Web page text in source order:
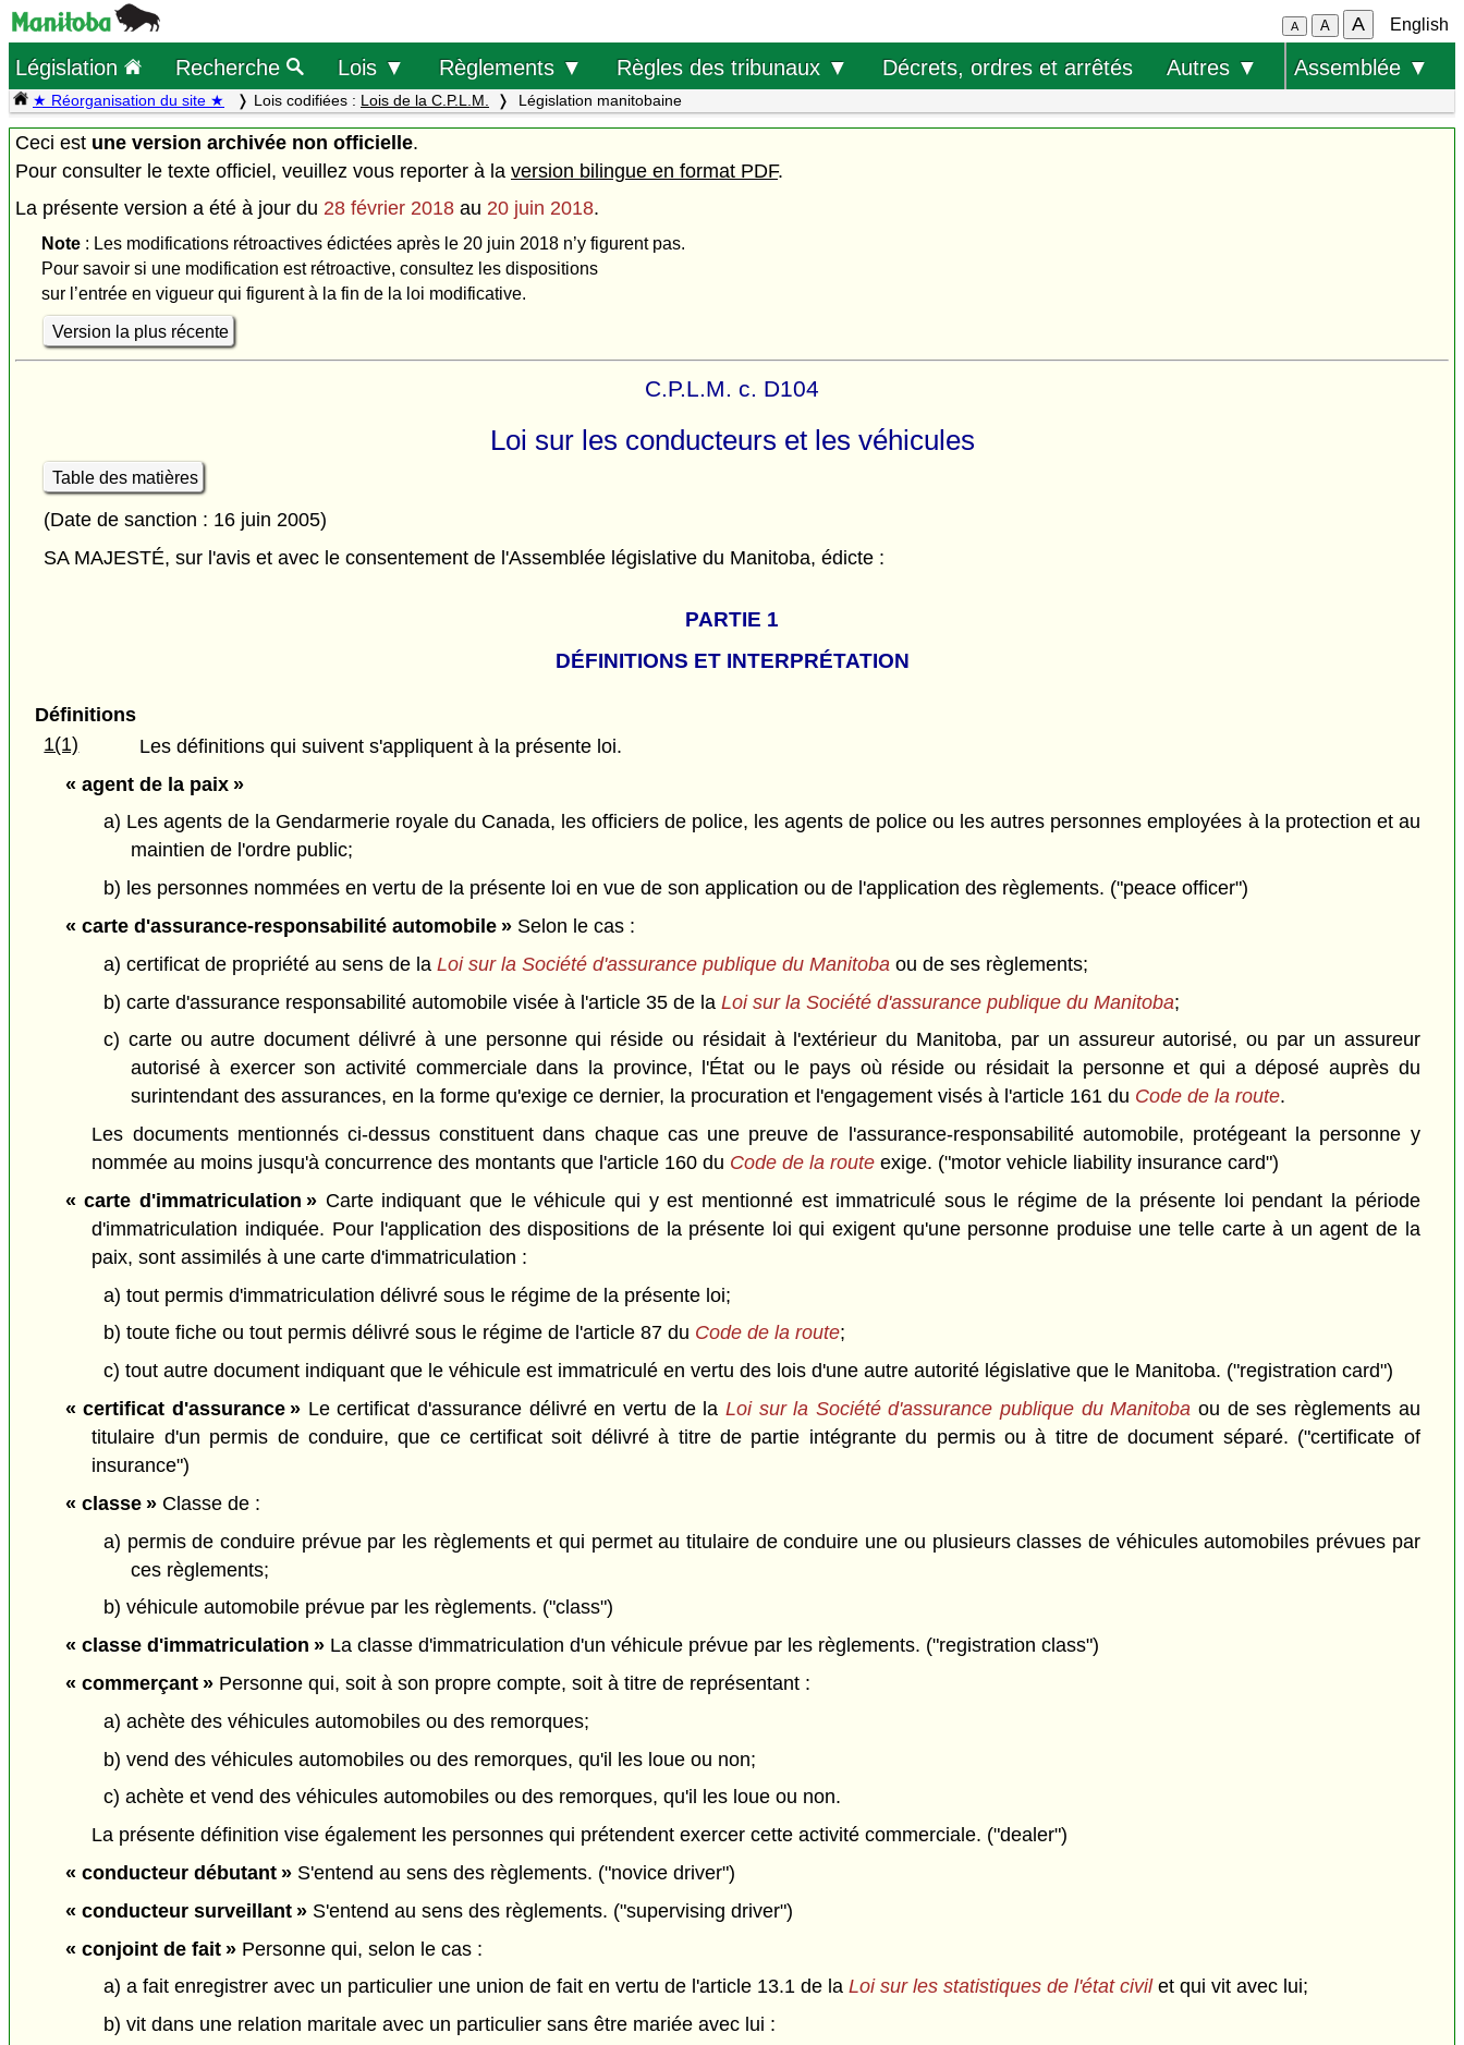
A A A English
Législation Recherche Lois ▼ Règlements ▼ Règles des tribunaux ▼ Décrets, ordres et arrêtés Autres ▼ Assemblée ▼
★ Réorganisation du site ★ Lois codifiées : Lois de la C.P.L.M. Législation manitobaine
Ceci est une version archivée non officielle.
Pour consulter le texte officiel, veuillez vous reporter à la version bilingue en format PDF.
La présente version a été à jour du 28 février 2018 au 20 juin 2018.
Note: Les modifications rétroactives édictées après le 20 juin 2018 n’y figurent pas.
Pour savoir si une modification est rétroactive, consultez les dispositions
sur l’entrée en vigueur qui figurent à la fin de la loi modificative.
Version la plus récente
C.P.L.M. c. D104
Loi sur les conducteurs et les véhicules
Table des matières
(Date de sanction : 16 juin 2005)
SA MAJESTÉ, sur l'avis et avec le consentement de l'Assemblée législative du Manitoba, édicte :
PARTIE 1
DÉFINITIONS ET INTERPRÉTATION
Définitions
1(1)
Les définitions qui suivent s'appliquent à la présente loi.
« agent de la paix »
a) Les agents de la Gendarmerie royale du Canada, les officiers de police, les agents de police ou les autres personnes employées à la protection et au
maintien de l'ordre public;
b) les personnes nommées en vertu de la présente loi en vue de son application ou de l'application des règlements. ("peace officer")
« carte d'assurance-responsabilité automobile »Selon le cas :
a) certificat de propriété au sens de la Loi sur la Société d'assurance publique du Manitoba ou de ses règlements;
b) carte d'assurance responsabilité automobile visée à l'article 35 de la Loi sur la Société d'assurance publique du Manitoba;
c) carte ou autre document délivré à une personne qui réside ou résidait à l'extérieur du Manitoba, par un assureur autorisé, ou par un assureur
autorisé à exercer son activité commerciale dans la province, l'État ou le pays où réside ou résidait la personne et qui a déposé auprès du
surintendant des assurances, en la forme qu'exige ce dernier, la procuration et l'engagement visés à l'article 161 du Code de la route.
Les documents mentionnés ci-dessus constituent dans chaque cas une preuve de l'assurance-responsabilité automobile, protégeant la personne y
nommée au moins jusqu'à concurrence des montants que l'article 160 du Code de la route exige. ("motor vehicle liability insurance card")
« carte d'immatriculation » Carte indiquant que le véhicule qui y est mentionné est immatriculé sous le régime de la présente loi pendant la période
d'immatriculation indiquée. Pour l'application des dispositions de la présente loi qui exigent qu'une personne produise une telle carte à un agent de la
paix, sont assimilés à une carte d'immatriculation :
a) tout permis d'immatriculation délivré sous le régime de la présente loi;
b) toute fiche ou tout permis délivré sous le régime de l'article 87 du Code de la route;
c) tout autre document indiquant que le véhicule est immatriculé en vertu des lois d'une autre autorité législative que le Manitoba. ("registration card")
« certificat d'assurance » Le certificat d'assurance délivré en vertu de la Loi sur la Société d'assurance publique du Manitoba ou de ses règlements au
titulaire d'un permis de conduire, que ce certificat soit délivré à titre de partie intégrante du permis ou à titre de document séparé. ("certificate of
insurance")
« classe »Classe de :
a) permis de conduire prévue par les règlements et qui permet au titulaire de conduire une ou plusieurs classes de véhicules automobiles prévues par
ces règlements;
b) véhicule automobile prévue par les règlements. ("class")
« classe d'immatriculation »La classe d'immatriculation d'un véhicule prévue par les règlements. ("registration class")
« commerçant »Personne qui, soit à son propre compte, soit à titre de représentant :
a) achète des véhicules automobiles ou des remorques;
b) vend des véhicules automobiles ou des remorques, qu'il les loue ou non;
c) achète et vend des véhicules automobiles ou des remorques, qu'il les loue ou non.
La présente définition vise également les personnes qui prétendent exercer cette activité commerciale. ("dealer")
« conducteur débutant »S'entend au sens des règlements. ("novice driver")
« conducteur surveillant »S'entend au sens des règlements. ("supervising driver")
« conjoint de fait »Personne qui, selon le cas :
a) a fait enregistrer avec un particulier une union de fait en vertu de l'article 13.1 de la Loi sur les statistiques de l'état civilet qui vit avec lui;
b) vit dans une relation maritale avec un particulier sans être mariée avec lui :